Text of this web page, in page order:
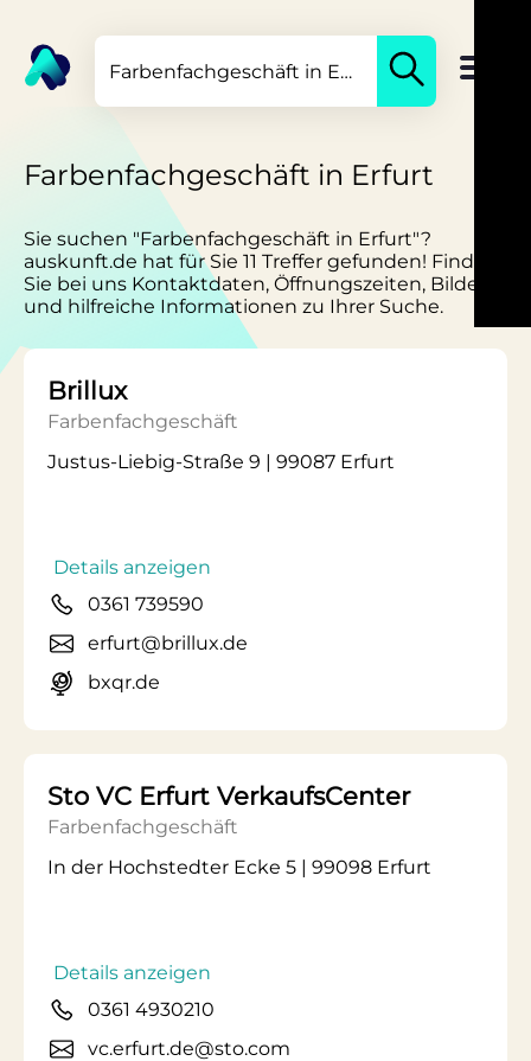
Farbenfachgeschäft in Erfurt
Sie suchen "Farbenfachgeschäft in Erfurt"?
auskunft.de hat für Sie 11 Treffer gefunden! Finden
Sie bei uns Kontaktdaten, Öffnungszeiten, Bilder
und hilfreiche Informationen zu Ihrer Suche.
Brillux
Farbenfachgeschäft
Justus-Liebig-Straße 9 | 99087 Erfurt
Details anzeigen
0361 739590
erfurt@brillux.de
bxqr.de
Sto VC Erfurt VerkaufsCenter
Farbenfachgeschäft
In der Hochstedter Ecke 5 | 99098 Erfurt
Details anzeigen
0361 4930210
vc.erfurt.de@sto.com